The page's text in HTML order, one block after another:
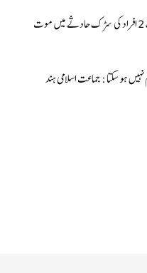
ہو سکتا : جماعت اسلامی ہند